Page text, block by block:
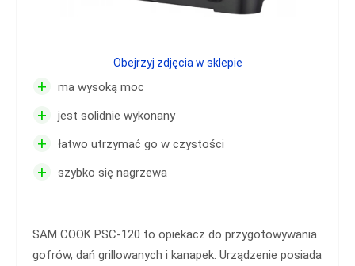
+ ma wysoką moc
+ jest solidnie wykonany
+ łatwo utrzymać go w czystości
+ szybko się nagrzewa
SAM COOK PSC-120 to opiekacz do przygotowywania
gofrów, dań grillowanych i kanapek. Urządzenie posiada
Obejrzyj zdjęcia w sklepie